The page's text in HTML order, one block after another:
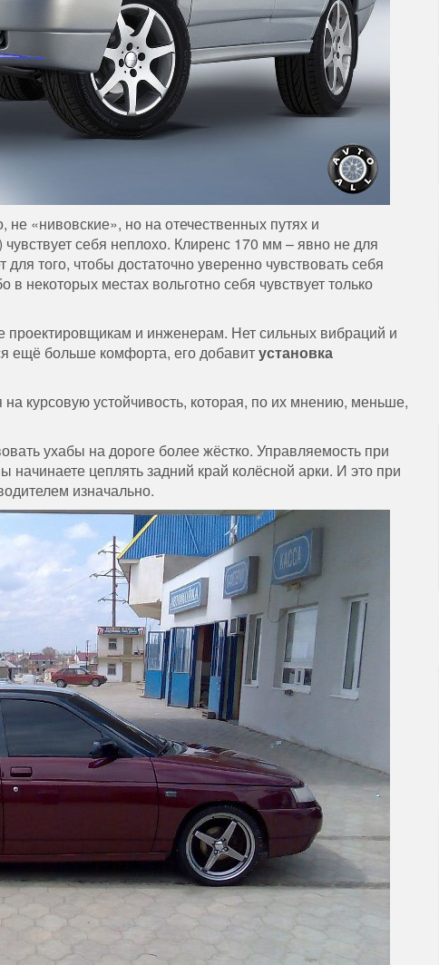
«нивовские», но на отечественных путях и
себя неплохо. Клиренс 170 мм – явно не для
того, чтобы достаточно уверенно чувствовать себя
некоторых местах вольготно себя чувствует только
проектировщикам и инженерам. Нет сильных вибраций и
ещё больше комфорта, его добавитустановка
курсовую устойчивость, которая, по их мнению, меньше,
ухабы на дороге более жёстко. Управляемость при
начинаете цеплять задний край колёсной арки. И это при
изначально.